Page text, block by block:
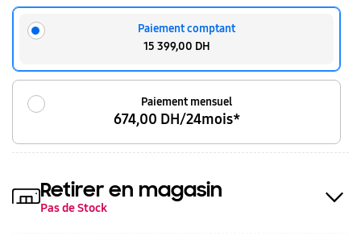
Paiement comptant
15 399,00 DH
Paiement mensuel
674,00 DH/24mois*
Retirer en magasin
Pas de Stock